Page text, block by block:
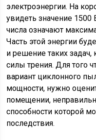
электроэнергии. На
увидеть значение 1500
числа означают
Часть этой энергии
и решение таких задач,
силы трения. Для того
вариант циклонного
мощности, нужно
помещении,
способности которой
последствия.